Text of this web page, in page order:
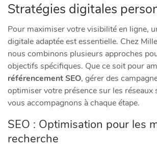
Stratégies digitales
Pour maximiser votre visibilité en ligne,
digitale adaptée est essentielle. Chez
nous combinons plusieurs approches
objectifs spécifiques. Que ce soit pour
référencement SEO, gérer des
optimiser votre présence sur les réseaux
vous accompagnons à chaque étape.
SEO : Optimisation pour les
recherche